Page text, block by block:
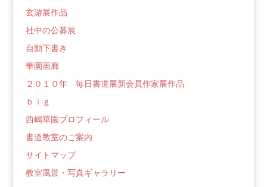
玄游展作品
社中の公募展
自動下書き
華園画廊
２０１０年 毎日書道展新会員作家展作品
ｂｉｇ
西嶋華園プロフィール
書道教室のご案内
サイトマップ
教室風景・写真ギャラリー